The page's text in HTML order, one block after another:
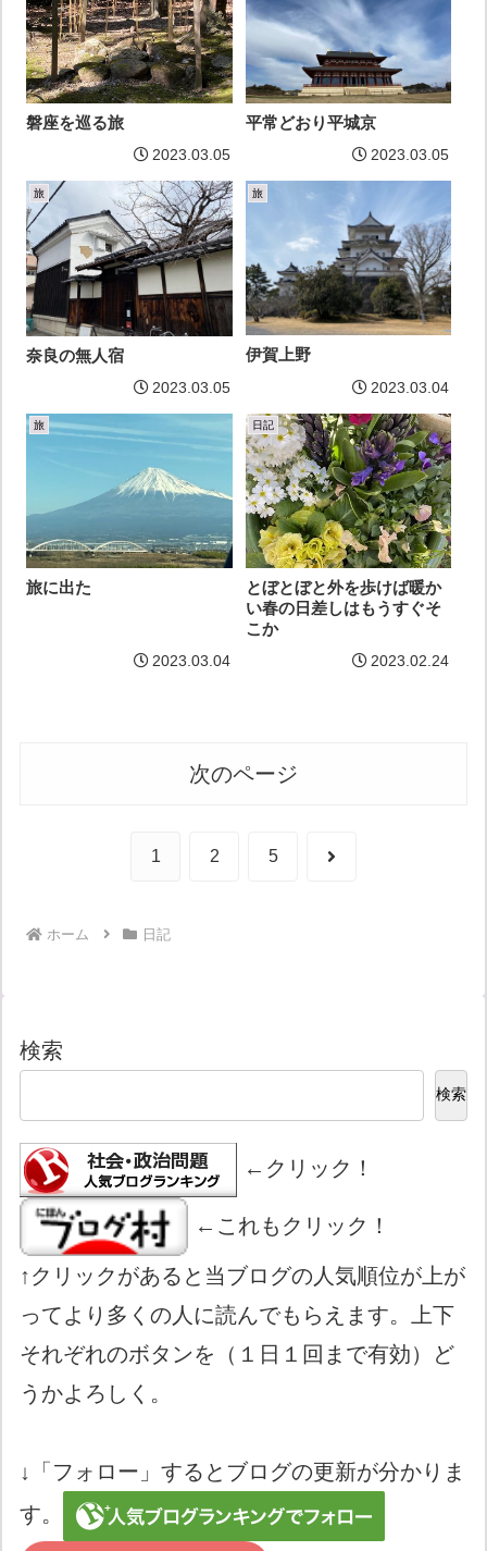
磐座を巡る旅
2023.03.05
平常どおり平城京
2023.03.05
旅
奈良の無人宿
2023.03.05
旅
伊賀上野
2023.03.04
旅
旅に出た
2023.03.04
日記
とぼとぼと外を歩けば暖か
い春の日差しはもうすぐそ
こか
2023.02.24
次のページ
1 2 5 次
ホーム 日記
検索
検索
←クリック！
←これもクリック！
↑クリックがあると当ブログの人気順位が上が
ってより多くの人に読んでもらえます。上下
それぞれのボタンを（１日１回まで有効）ど
うかよろしく。
↓「フォロー」するとブログの更新が分かりま
す。